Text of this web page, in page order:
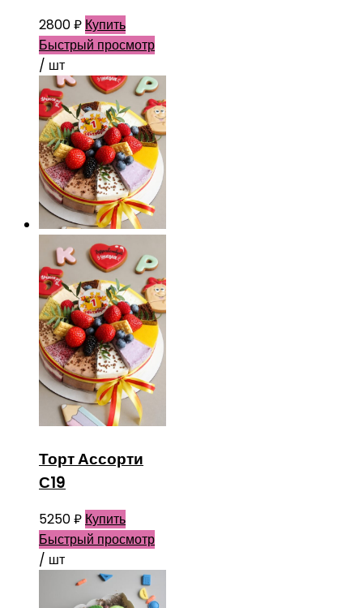
2800₽ Купить
Быстрый просмотр
/ шт
Торт Ассорти
С19
5250₽ Купить
Быстрый просмотр
/ шт